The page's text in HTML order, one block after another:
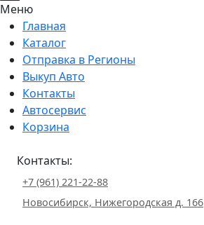
Меню
Главная
Каталог
Отправка в Регионы
Выкуп Авто
Контакты
Автосервис
Корзина
Контакты:
+7 (961) 221-22-88
Новосибирск, Нижегородская д. 166